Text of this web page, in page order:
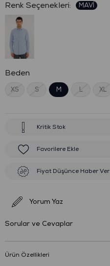
:
Beden
XS S M L XL
Kritik Stok
Favorilere Ekle
Fiyat Düşünce Haber Ver
Yorum Yaz
Sorular ve Cevaplar
Ürün Özellikleri